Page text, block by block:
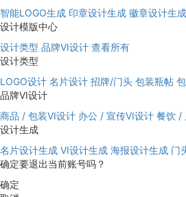
智能LOGO生成 印章设计生成 徽章设计生成
设计模版中心
设计类型 品牌VI设计 查看所有
设计类型
LOGO设计 名片设计 招牌/门头 包装瓶帖
品牌VI设计
商品 / 包装VI设计 办公 / 宣传VI设计 餐饮 /
设计生成
名片设计生成 VI设计生成 海报设计生成 门
确定要退出当前账号吗？
确定